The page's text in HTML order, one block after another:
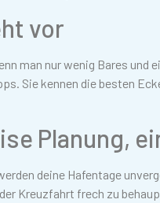
vor
man nur wenig Bares
Sie kennen die besten
Planung,
deine Hafentage
Kreuzfahrt frech zu